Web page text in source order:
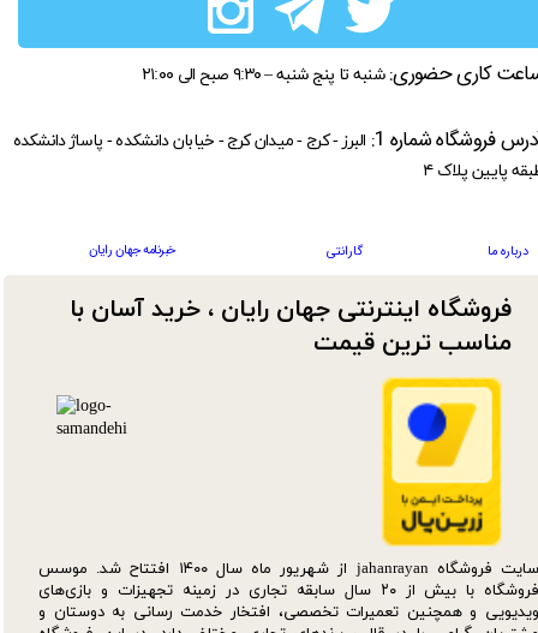
سایت فروشگاه jahanrayan از شهریور ماه سال ۱۴۰۰ افتتاح شد. موسس
فروشگاه با بیش از ۲۰ سال سابقه تجاری در زمینه تجهیزات و بازی‌های
ویدیویی و همچنین تعمیرات تخصصی، افتخار خدمت رسانی به دوستان و
فروشگاه اینترنتی جهان رایان ، خرید آسان با
مناسب ترین قیمت​​​​​​​
کاری حضوری: شنبه تا پنج شنبه – ۹:۳۰ صبح الی ۲۱:۰۰
درباره ما گارانتی خبرنامه جهان رایان
فروشگاه شماره 1:
البرز - کرج - میدان کرج - خیابان دانشکده - پاساژ دانشکده
پایین پلاک ۴